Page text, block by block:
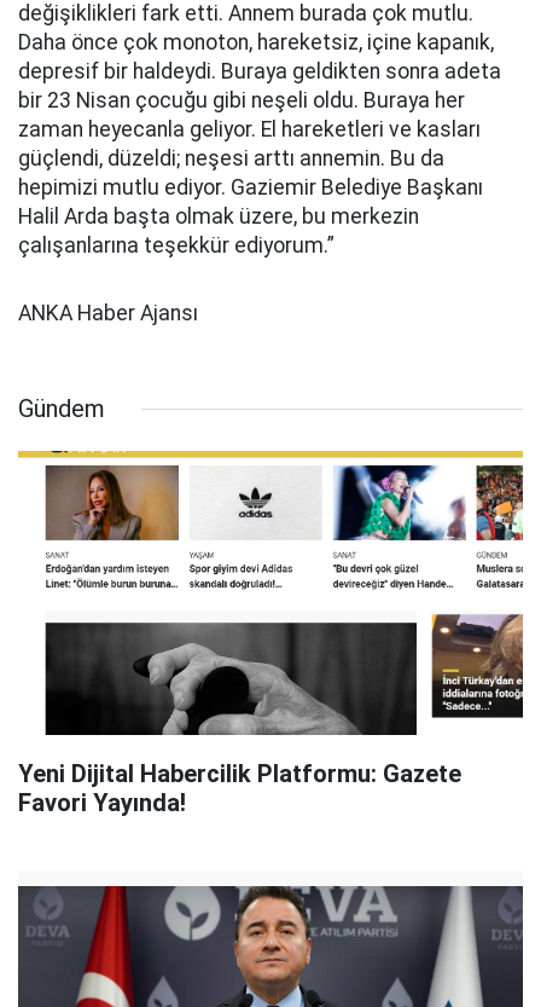
değişiklikleri fark etti. Annem burada çok mutlu.
Daha önce çok monoton, hareketsiz, içine kapanık,
depresif bir haldeydi. Buraya geldikten sonra adeta
bir 23 Nisan çocuğu gibi neşeli oldu. Buraya her
zaman heyecanla geliyor. El hareketleri ve kasları
güçlendi, düzeldi; neşesi arttı annemin. Bu da
hepimizi mutlu ediyor. Gaziemir Belediye Başkanı
Halil Arda başta olmak üzere, bu merkezin
çalışanlarına teşekkür ediyorum.”
ANKA Haber Ajansı
Gündem
Yeni Dijital Habercilik Platformu: Gazete
Favori Yayında!